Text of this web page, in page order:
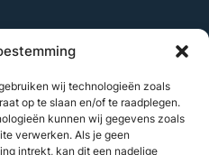
wij technologieën zoals
op te slaan en/of te raadplegen.
kunnen wij gegevens zoals
verwerken. Als je geen
intrekt, kan dit een nadelige